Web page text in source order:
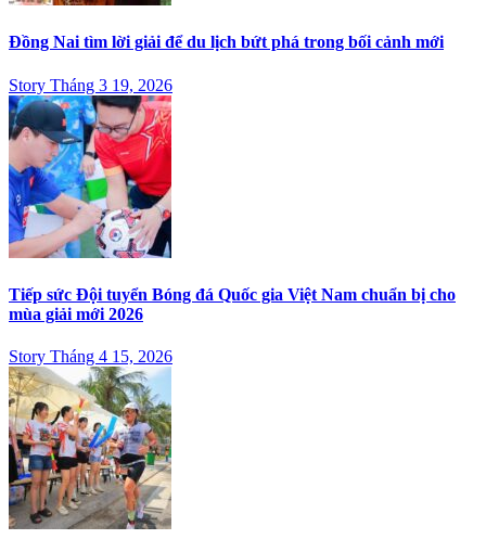
Đồng Nai tìm lời giải để du lịch bứt phá trong bối cảnh mới
Story Tháng 3 19, 2026
Tiếp sức Đội tuyển Bóng đá Quốc gia Việt Nam chuẩn bị cho
mùa giải mới 2026
Story Tháng 4 15, 2026